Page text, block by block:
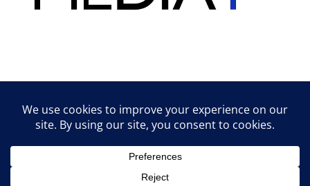
Lifestyle tippek & trükkök